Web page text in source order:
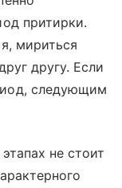
притирки.
мириться
другу. Если
следующим
не стоит